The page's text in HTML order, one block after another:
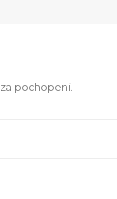
pochopení.